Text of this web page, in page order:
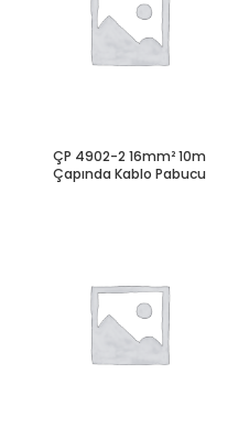
ÇP 4902-2 16mm² 10m
Çapında Kablo Pabucu